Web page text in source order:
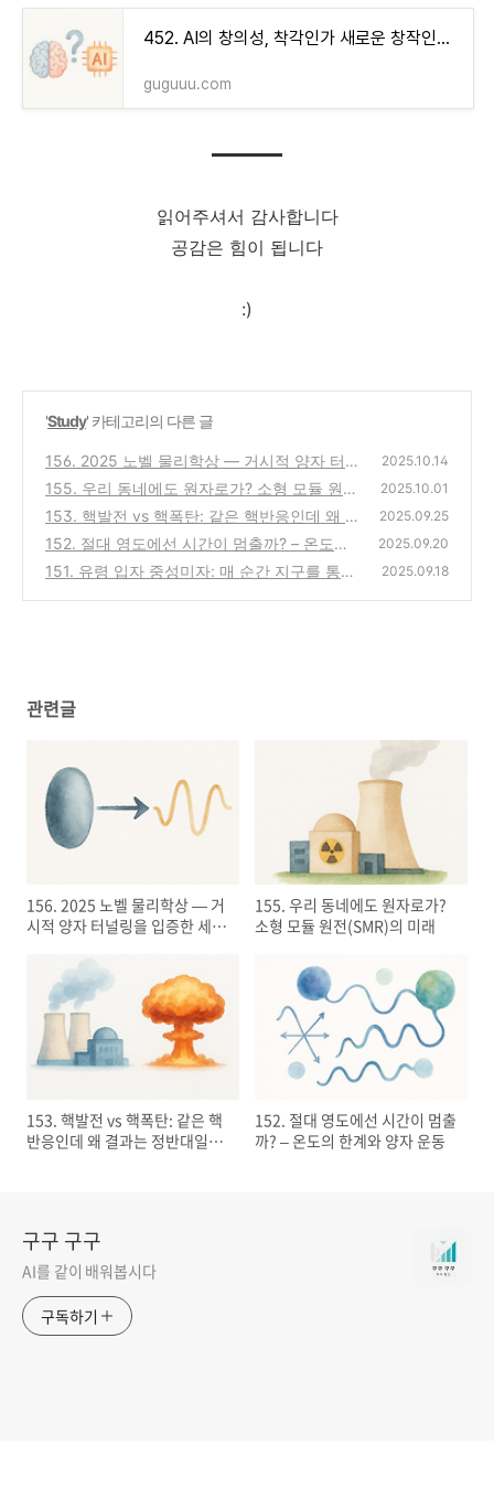
452. AI의 창의성, 착각인가 새로운 창작인가? 머신러닝 '의외성'의 본질
guguuu.com
읽어주셔서 감사합니다
공감은 힘이 됩니다
:)
'Study' 카테고리의 다른 글
156. 2025 노벨 물리학상 — 거시적 양자 터널
링을 입증한 세 과학자
(0)
2025.10.14
155. 우리 동네에도 원자로가? 소형 모듈 원전
(SMR)의 미래
(0)
2025.10.01
153. 핵발전 vs 핵폭탄: 같은 핵반응인데 왜 결
과는 정반대일까?
(0)
2025.09.25
152. 절대 영도에선 시간이 멈출까? – 온도의
한계와 양자 운동
(0)
2025.09.20
151. 유령 입자 중성미자: 매 순간 지구를 통과
2025.09.18
관련글
156. 2025 노벨 물리학상 — 거
시적 양자 터널링을 입증한 세
155. 우리 동네에도 원자로가?
소형 모듈 원전(SMR)의 미래
153. 핵발전 vs 핵폭탄: 같은 핵
반응인데 왜 결과는 정반대일
152. 절대 영도에선 시간이 멈출
까? – 온도의 한계와 양자 운동
구구 구구
AI를 같이 배워봅시다
구독하기